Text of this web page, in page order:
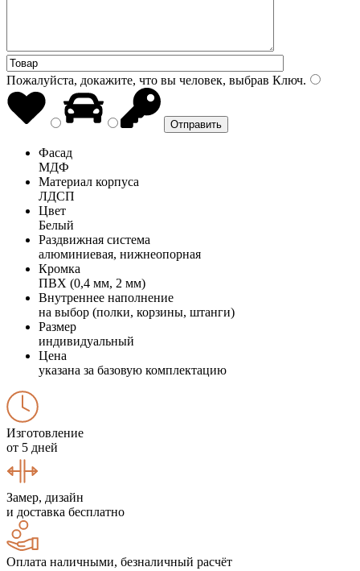
Пожалуйста, докажите, что вы человек, выбрав Ключ.
Фасад
МДФ
Материал корпуса
ЛДСП
Цвет
Белый
Раздвижная система
алюминиевая, нижнеопорная
Кромка
ПВХ (0,4 мм, 2 мм)
Внутреннее наполнение
на выбор (полки, корзины, штанги)
Размер
индивидуальный
Цена
указана за базовую комплектацию
Изготовление
от 5 дней
Замер, дизайн
и доставка бесплатно
Оплата наличными, безналичный расчёт